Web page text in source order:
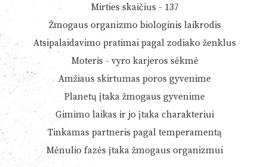
Mirties skaičius - 137
Žmogaus organizmo biologinis laikrodis
Atsipalaidavimo pratimai pagal zodiako ženklus
Moteris - vyro karjeros sėkmė
Amžiaus skirtumas poros gyvenime
Planetų įtaka žmogaus gyvenime
Gimimo laikas ir jo įtaka charakteriui
Tinkamas partneris pagal temperamentą
Mėnulio fazės įtaka žmogaus organizmui